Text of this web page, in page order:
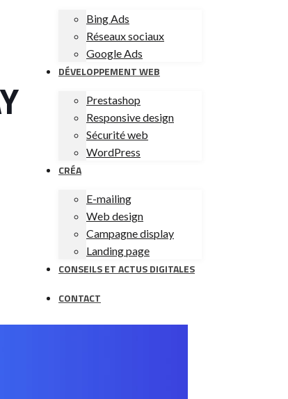
Bing Ads
Réseaux sociaux
Google Ads
DÉVELOPPEMENT WEB
Prestashop
Responsive design
Sécurité web
WordPress
CRÉA
E-mailing
Web design
Campagne display
Landing page
CONSEILS ET ACTUS DIGITALES
CONTACT